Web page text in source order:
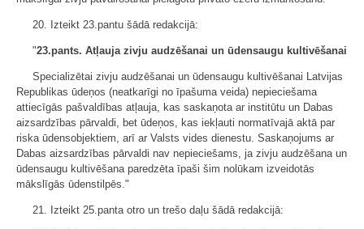
20. Izteikt 23.pantu šādā redakcijā:
"23.pants. Atļauja zivju audzēšanai un ūdensaugu kultivēšanai
Specializētai zivju audzēšanai un ūdensaugu kultivēšanai Latvijas
Republikas ūdeņos (neatkarīgi no īpašuma veida) nepieciešama
attiecīgās pašvaldības atļauja, kas saskaņota ar institūtu un Dabas
aizsardzības pārvaldi, bet ūdeņos, kas iekļauti normatīvajā aktā par
riska ūdensobjektiem, arī ar Valsts vides dienestu. Saskaņojums ar
Dabas aizsardzības pārvaldi nav nepieciešams, ja zivju audzēšana un
ūdensaugu kultivēšana paredzēta īpaši šim nolūkam izveidotās
mākslīgās ūdenstilpēs."
21. Izteikt 25.panta otro un trešo daļu šādā redakcijā: